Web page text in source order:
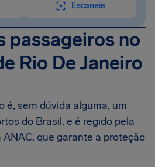
Escaneie
passageiros no
Rio De Janeiro
é, sem dúvida alguma, um
do Brasil, e é regido pela
ANAC, que garante a proteção